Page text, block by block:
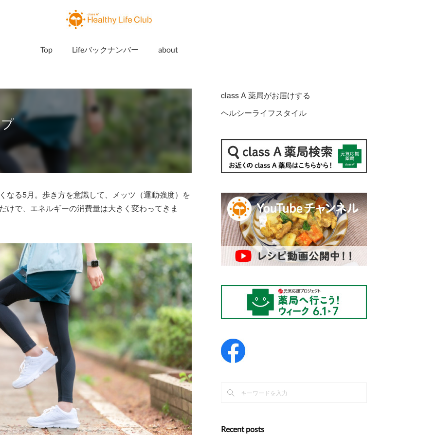
Top Lifeバックナンバー about
なる5月。歩き方を意識して、メッツ（運動強度）を
けで、エネルギーの消費量は大きく変わってきま
class A 薬局がお届けする
ヘルシーライフスタイル
Recent posts